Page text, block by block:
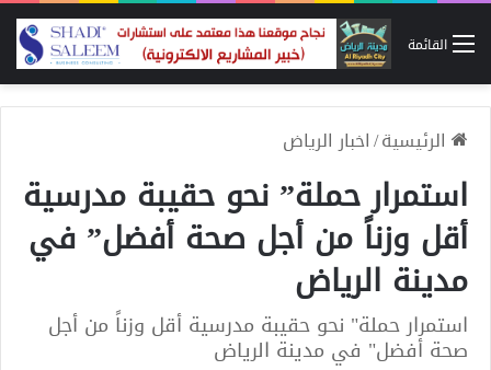
القائمة
الرئيسية/اخبار الرياض
استمرار حملة” نحو حقيبة مدرسية
أقل وزناً من أجل صحة أفضل” في
مدينة الرياض
استمرار حملة" نحو حقيبة مدرسية أقل وزناً من أجل
صحة أفضل" في مدينة الرياض